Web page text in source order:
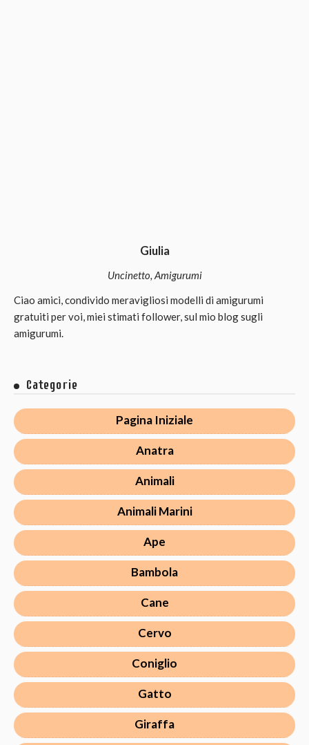
Giulia
Uncinetto, Amigurumi
Ciao amici, condivido meravigliosi modelli di amigurumi
gratuiti per voi, miei stimati follower, sul mio blog sugli
amigurumi.
Categorie
Pagina Iniziale
Anatra
Animali
Animali Marini
Ape
Bambola
Cane
Cervo
Coniglio
Gatto
Giraffa